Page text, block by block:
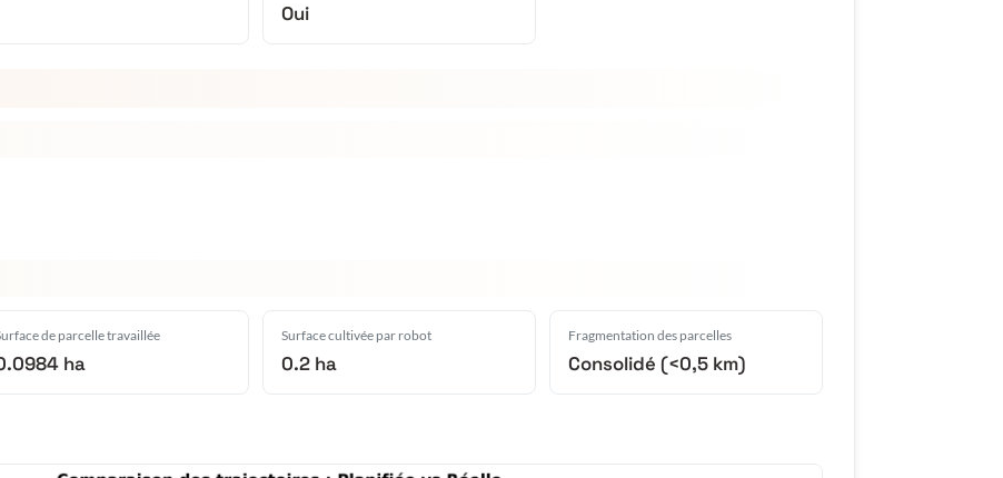
Oui
de parcelle travaillée
ha
Surface cultivée par robot
0.2 ha
Fragmentation des parcelles
Consolidé (<0,5 km)